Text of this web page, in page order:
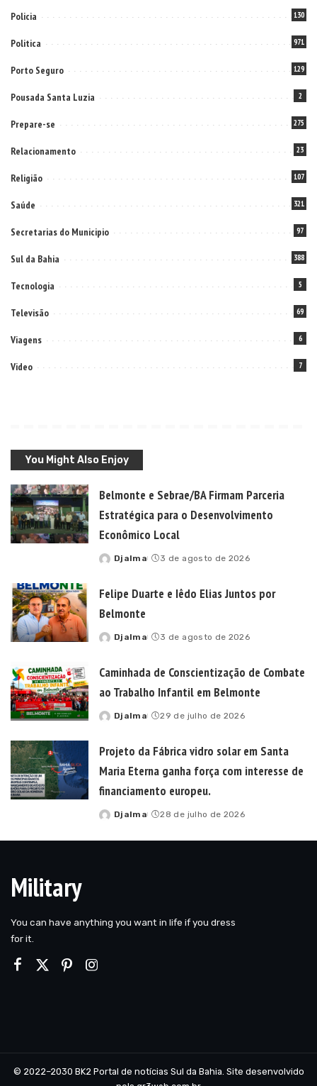
Policia 130
Politica 971
Porto Seguro 129
Pousada Santa Luzia 2
Prepare-se 275
Relacionamento 23
Religião 107
Saúde 321
Secretarias do Municipio 97
Sul da Bahia 388
Tecnologia 5
Televisão 69
Viagens 6
Video 7
You Might Also Enjoy
Belmonte e Sebrae/BA Firmam Parceria
Estratégica para o Desenvolvimento
Econômico Local
Posted
Djalma 3 de agosto de 2026
Felipe Duarte e Iêdo Elias Juntos por
Belmonte
Posted
Djalma 3 de agosto de 2026
Caminhada de Conscientização de Combate
ao Trabalho Infantil em Belmonte
Posted
Djalma 29 de julho de 2026
Projeto da Fábrica vidro solar em Santa
Maria Eterna ganha força com interesse de
financiamento europeu.
Posted
Djalma 28 de julho de 2026
Military
You can have anything you want in life if you dress
for it.
© 2022–2030 BK2 Portal de notícias Sul da Bahia. Site desenvolvido